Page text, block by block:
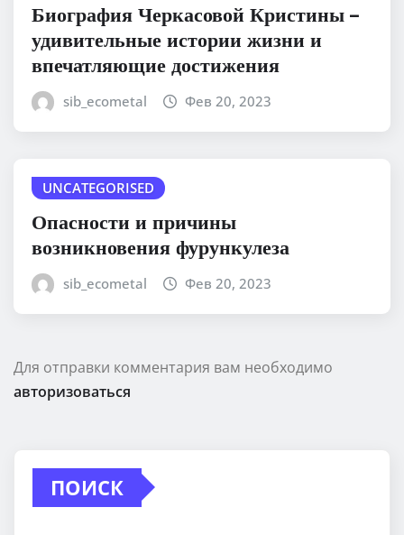
Биография Черкасовой Кристины –
удивительные истории жизни и
впечатляющие достижения
sib_ecometal Фев 20, 2023
UNCATEGORISED
Опасности и причины
возникновения фурункулеза
sib_ecometal Фев 20, 2023
Для отправки комментария вам необходимо
авторизоваться
ПОИСК